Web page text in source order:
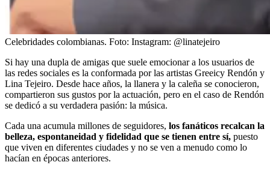
Celebridades colombianas. Foto: Instagram: @linatejeiro
Si hay una dupla de amigas que suele emocionar a los usuarios de
las redes sociales es la conformada por las artistas Greeicy Rendón y
Lina Tejeiro. Desde hace años, la llanera y la caleña se conocieron,
compartieron sus gustos por la actuación, pero en el caso de Rendón
se dedicó a su verdadera pasión: la música.
Cada una acumula millones de seguidores, los fanáticos recalcan la
belleza, espontaneidad y fidelidad que se tienen entre sí, puesto
que viven en diferentes ciudades y no se ven a menudo como lo
hacían en épocas anteriores.